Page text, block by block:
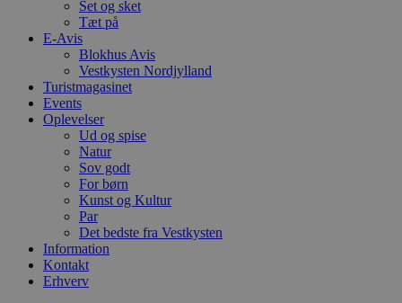
Set og sket
Tæt på
E-Avis
Blokhus Avis
Vestkysten Nordjylland
Turistmagasinet
Events
Oplevelser
Ud og spise
Natur
Sov godt
For børn
Kunst og Kultur
Par
Det bedste fra Vestkysten
Information
Kontakt
Erhverv